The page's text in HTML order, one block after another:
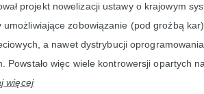
projekt nowelizacji ustawy o krajowym
zobowiązanie (pod groźbą
a nawet dystrybucji
Powstało więc wiele kontrowersji opartych
więcej